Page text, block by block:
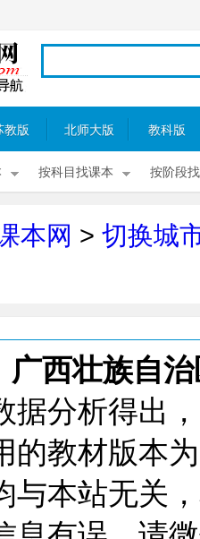
教版 北师大版 教科版
按科目找课本 按阶段
本网 > 切换城
广西壮族自
据分析得出
的教材版本
与本站无关